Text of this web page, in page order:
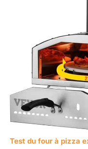
Test du four à pizza